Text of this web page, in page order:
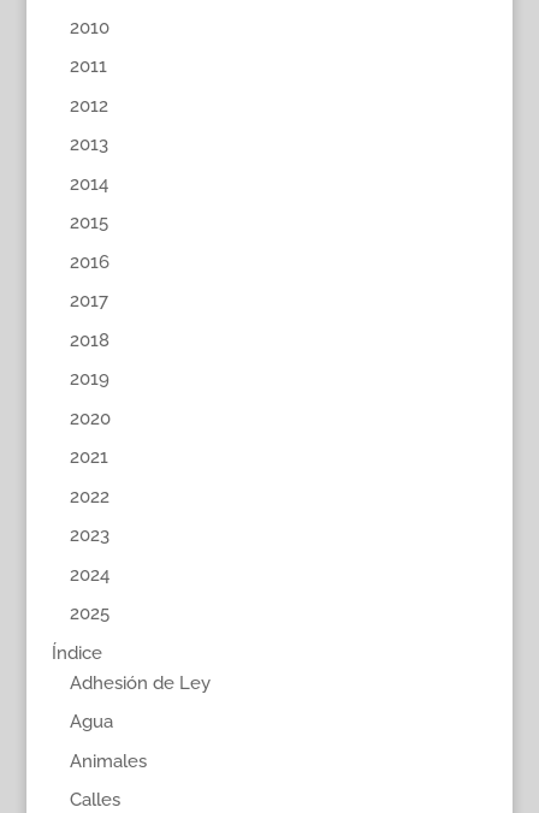
2010
2011
2012
2013
2014
2015
2016
2017
2018
2019
2020
2021
2022
2023
2024
2025
Índice
Adhesión de Ley
Agua
Animales
Calles